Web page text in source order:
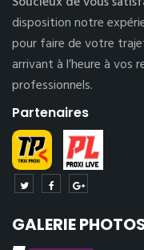
disposition notre
pour faire de votre
arrivant à l’heure à vos
professionnels.
Partenaires
GALERIE